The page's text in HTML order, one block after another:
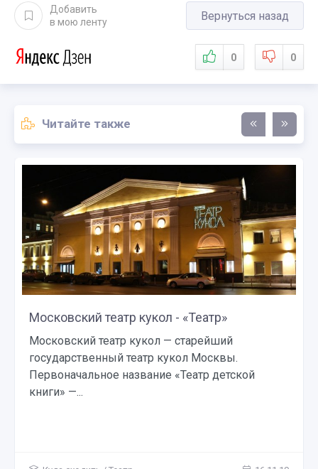
Добавить
в мою ленту
Вернуться назад
0 0
Читайте также
Московский театр кукол - «Театр»
Московский театр кукол — старейший
государственный театр кукол Москвы.
Первоначальное название «Театр детской
книги» —...